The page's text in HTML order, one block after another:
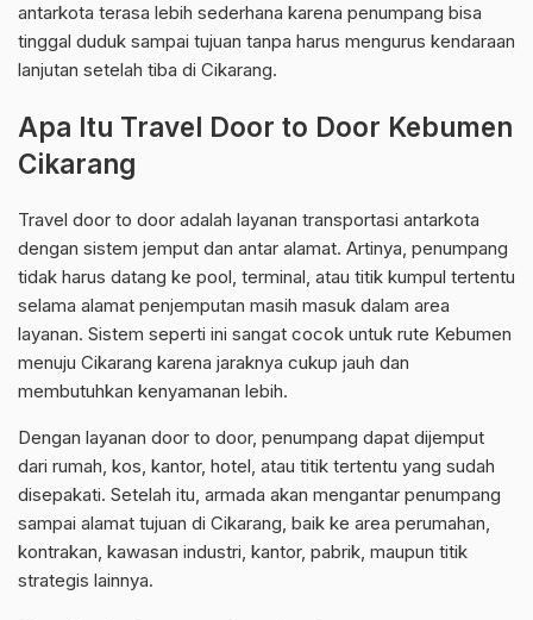
antarkota terasa lebih sederhana karena penumpang bisa
tinggal duduk sampai tujuan tanpa harus mengurus kendaraan
lanjutan setelah tiba di Cikarang.
Apa Itu Travel Door to Door Kebumen
Cikarang
Travel door to door adalah layanan transportasi antarkota
dengan sistem jemput dan antar alamat. Artinya, penumpang
tidak harus datang ke pool, terminal, atau titik kumpul tertentu
selama alamat penjemputan masih masuk dalam area
layanan. Sistem seperti ini sangat cocok untuk rute Kebumen
menuju Cikarang karena jaraknya cukup jauh dan
membutuhkan kenyamanan lebih.
Dengan layanan door to door, penumpang dapat dijemput
dari rumah, kos, kantor, hotel, atau titik tertentu yang sudah
disepakati. Setelah itu, armada akan mengantar penumpang
sampai alamat tujuan di Cikarang, baik ke area perumahan,
kontrakan, kawasan industri, kantor, pabrik, maupun titik
strategis lainnya.